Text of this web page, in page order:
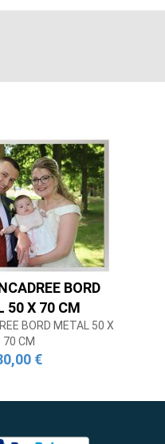
BORD
50 X 70 CM
BORD METAL 50 X
70 CM
€